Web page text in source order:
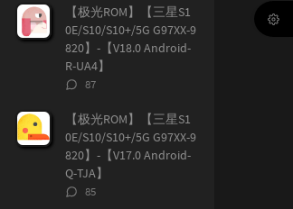
章
论
章
【极光ROM】【三星S1
0E/S10/S10+/5G G97XX-9
820】-【V18.0 Android-
R-UA4】
评
数：
87
【极光ROM】【三星S1
0E/S10/S10+/5G G97XX-9
820】-【V17.0 Android-
Q-TJA】
评
85